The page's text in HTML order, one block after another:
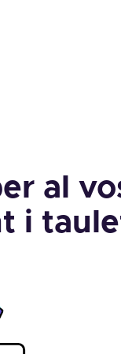
al
i